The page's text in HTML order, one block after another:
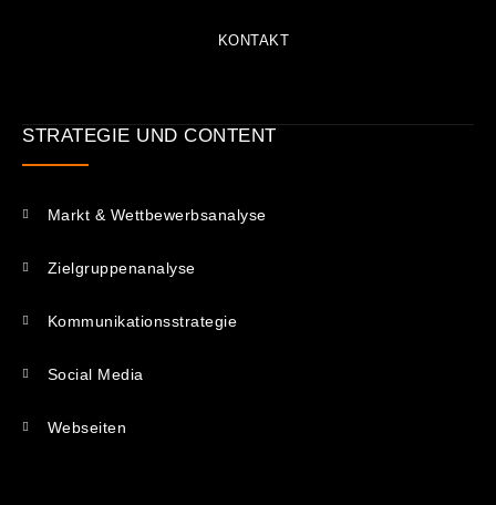
KONTAKT
STRATEGIE UND CONTENT
Markt & Wettbewerbsanalyse
Zielgruppenanalyse
Kommunikations­strategie
Social Media
Webseiten